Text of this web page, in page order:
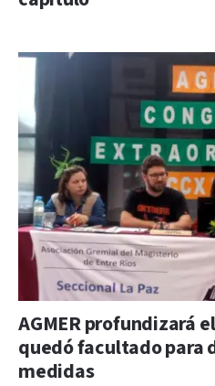
AGMER profundizará
quedó facultado para
medidas